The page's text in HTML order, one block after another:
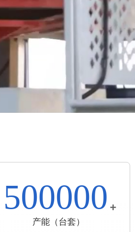
500000 +
产能（台套）